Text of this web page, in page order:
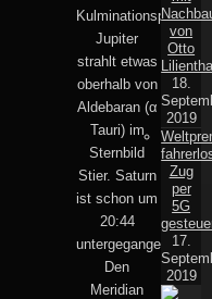
Kulminationspunkt.
Jupiter
strahlt etwas
oberhalb von
Aldebaran (α
Tauri) im
Sternbild
Stier. Saturn
ist schon um
20:44
untergegangen.
Den
Meridian
von
Otto
18.
2019
Zug
per
5G
17.
2019